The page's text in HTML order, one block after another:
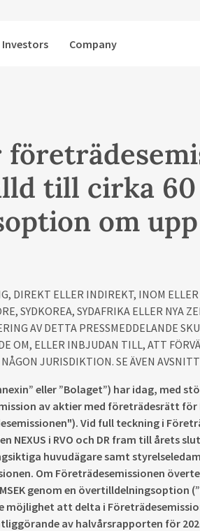
Investors Company
till cirka
om
DIREKT ELLER INDIREKT, INOM
SYDKOREA, SYDAFRIKA ELLER NYA
AV DETTA PRESSMEDDELANDE
OM, ELLER INBJUDAN TILL, ATT
JURISDIKTION. SE ÄVEN
eller ”Bolaget”) har idag, med
av aktier med företrädesrätt
Vid full teckning i
i RVO och DR fram till årets
huvudägare samt
Om Företrädesemissionen
genom en övertilldelningsoption
att delta i
av halvårsrapporten för